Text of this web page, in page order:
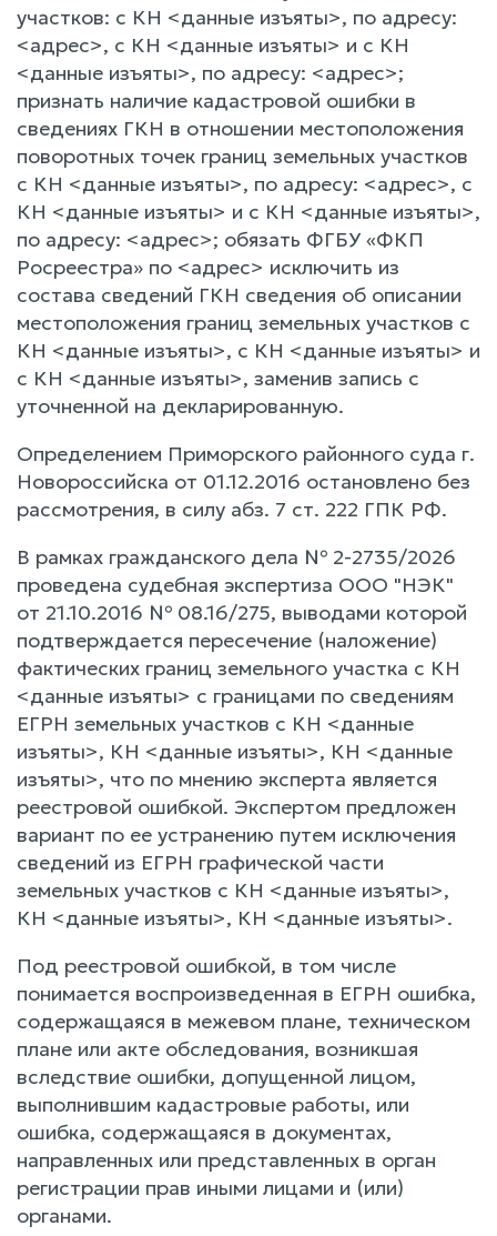
участков: с КН <данные изъяты>, по адресу:
<адрес>, с КН <данные изъяты> и с КН
<данные изъяты>, по адресу: <адрес>;
признать наличие кадастровой ошибки в
сведениях ГКН в отношении местоположения
поворотных точек границ земельных участков
с КН <данные изъяты>, по адресу: <адрес>, с
КН <данные изъяты> и с КН <данные изъяты>,
по адресу: <адрес>; обязать ФГБУ «ФКП
Росреестра» по <адрес> исключить из
состава сведений ГКН сведения об описании
местоположения границ земельных участков с
КН <данные изъяты>, с КН <данные изъяты> и
с КН <данные изъяты>, заменив запись с
уточненной на декларированную.
Определением Приморского районного суда г.
Новороссийска от 01.12.2016 остановлено без
рассмотрения, в силу абз. 7 ст. 222 ГПК РФ.
В рамках гражданского дела № 2-2735/2026
проведена судебная экспертиза ООО "НЭК"
от 21.10.2016 № 08.16/275, выводами которой
подтверждается пересечение (наложение)
фактических границ земельного участка с КН
<данные изъяты> с границами по сведениям
ЕГРН земельных участков с КН <данные
изъяты>, КН <данные изъяты>, КН <данные
изъяты>, что по мнению эксперта является
реестровой ошибкой. Экспертом предложен
вариант по ее устранению путем исключения
сведений из ЕГРН графической части
земельных участков с КН <данные изъяты>,
КН <данные изъяты>, КН <данные изъяты>.
Под реестровой ошибкой, в том числе
понимается воспроизведенная в ЕГРН ошибка,
содержащаяся в межевом плане, техническом
плане или акте обследования, возникшая
вследствие ошибки, допущенной лицом,
выполнившим кадастровые работы, или
ошибка, содержащаяся в документах,
направленных или представленных в орган
регистрации прав иными лицами и (или)
органами.